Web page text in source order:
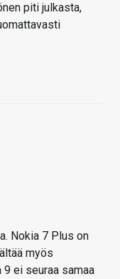
piti julkasta,
Nokia 7 Plus on
myös
9 ei seuraa samaa